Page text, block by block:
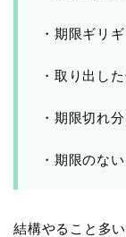
・期限ギリ
・取り出し
・期限切れ
・期限のな
結構やること多